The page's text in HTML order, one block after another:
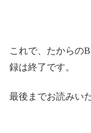
これで、たからの
録は終了です。
最後までお読みい